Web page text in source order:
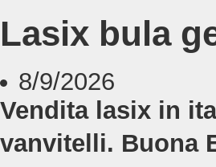
Lasix bula
8/9/2026
Vendita lasix in
vanvitelli.